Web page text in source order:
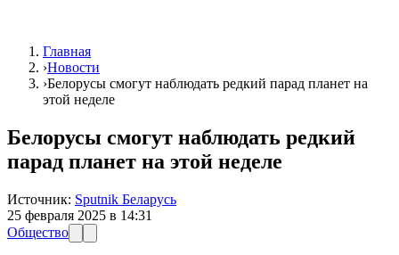
Главная
›Новости
›Белорусы смогут наблюдать редкий парад планет на
этой неделе
Белорусы смогут наблюдать редкий
парад планет на этой неделе
Источник: Sputnik Беларусь
25 февраля 2025 в 14:31
Общество